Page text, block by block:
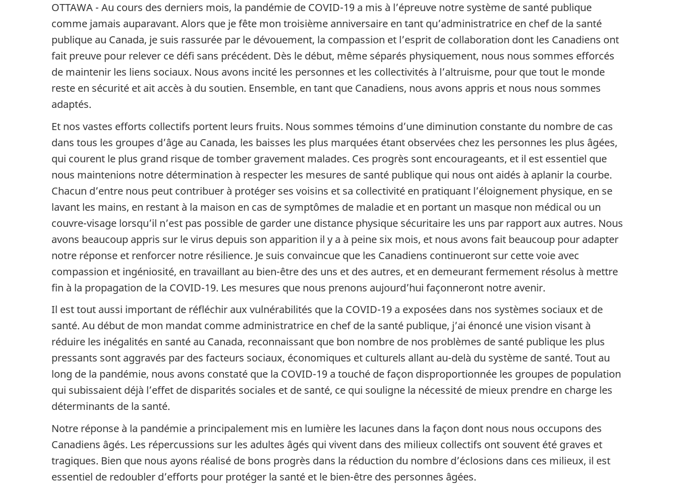
OTTAWA - Au cours des derniers mois, la pandémie de COVID-19 a mis à l’épreuve notre système de santé publique
comme jamais auparavant. Alors que je fête mon troisième anniversaire en tant qu’administratrice en chef de la santé
publique au Canada, je suis rassurée par le dévouement, la compassion et l’esprit de collaboration dont les Canadiens ont
fait preuve pour relever ce défi sans précédent. Dès le début, même séparés physiquement, nous nous sommes efforcés
de maintenir les liens sociaux. Nous avons incité les personnes et les collectivités à l’altruisme, pour que tout le monde
reste en sécurité et ait accès à du soutien. Ensemble, en tant que Canadiens, nous avons appris et nous nous sommes
adaptés.
Et nos vastes efforts collectifs portent leurs fruits. Nous sommes témoins d’une diminution constante du nombre de cas
dans tous les groupes d’âge au Canada, les baisses les plus marquées étant observées chez les personnes les plus âgées,
qui courent le plus grand risque de tomber gravement malades. Ces progrès sont encourageants, et il est essentiel que
nous maintenions notre détermination à respecter les mesures de santé publique qui nous ont aidés à aplanir la courbe.
Chacun d’entre nous peut contribuer à protéger ses voisins et sa collectivité en pratiquant l’éloignement physique, en se
lavant les mains, en restant à la maison en cas de symptômes de maladie et en portant un masque non médical ou un
couvre-visage lorsqu’il n’est pas possible de garder une distance physique sécuritaire les uns par rapport aux autres. Nous
avons beaucoup appris sur le virus depuis son apparition il y a à peine six mois, et nous avons fait beaucoup pour adapter
notre réponse et renforcer notre résilience. Je suis convaincue que les Canadiens continueront sur cette voie avec
compassion et ingéniosité, en travaillant au bien-être des uns et des autres, et en demeurant fermement résolus à mettre
fin à la propagation de la COVID-19. Les mesures que nous prenons aujourd’hui façonneront notre avenir.
Il est tout aussi important de réfléchir aux vulnérabilités que la COVID-19 a exposées dans nos systèmes sociaux et de
santé. Au début de mon mandat comme administratrice en chef de la santé publique, j’ai énoncé une vision visant à
réduire les inégalités en santé au Canada, reconnaissant que bon nombre de nos problèmes de santé publique les plus
pressants sont aggravés par des facteurs sociaux, économiques et culturels allant au-delà du système de santé. Tout au
long de la pandémie, nous avons constaté que la COVID-19 a touché de façon disproportionnée les groupes de population
qui subissaient déjà l’effet de disparités sociales et de santé, ce qui souligne la nécessité de mieux prendre en charge les
déterminants de la santé.
Notre réponse à la pandémie a principalement mis en lumière les lacunes dans la façon dont nous nous occupons des
Canadiens âgés. Les répercussions sur les adultes âgés qui vivent dans des milieux collectifs ont souvent été graves et
tragiques. Bien que nous ayons réalisé de bons progrès dans la réduction du nombre d’éclosions dans ces milieux, il est
essentiel de redoubler d’efforts pour protéger la santé et le bien-être des personnes âgées.